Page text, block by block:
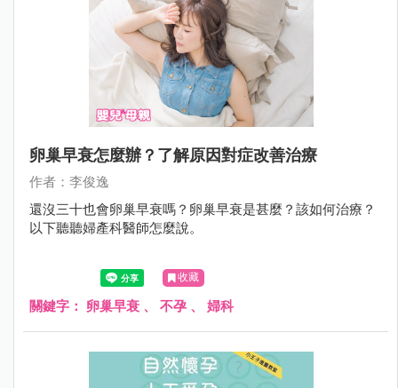
卵巢早衰怎麼辦？了解原因對症改善治療
作者：李俊逸
還沒三十也會卵巢早衰嗎？卵巢早衰是甚麼？該如何治療？
以下聽聽婦產科醫師怎麼說。
收藏
關鍵字： 卵巢早衰 、 不孕 、 婦科